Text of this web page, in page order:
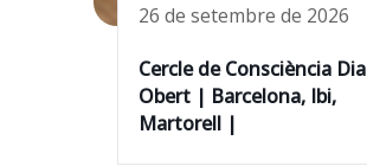
26 de setembre de 2026
Cercle de Consciència Dia
Obert | Barcelona, Ibi,
Martorell |